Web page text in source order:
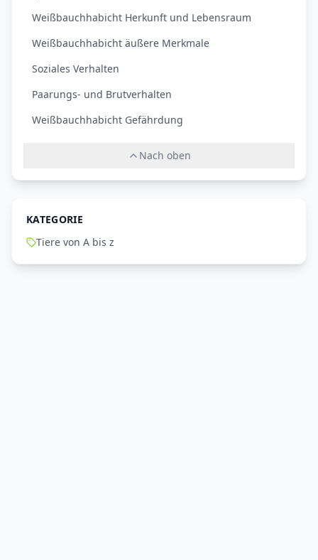
Weißbauchhabicht Herkunft und Lebensraum
Weißbauchhabicht äußere Merkmale
Soziales Verhalten
Paarungs- und Brutverhalten
Weißbauchhabicht Gefährdung
Nach oben
KATEGORIE
Tiere von A bis z